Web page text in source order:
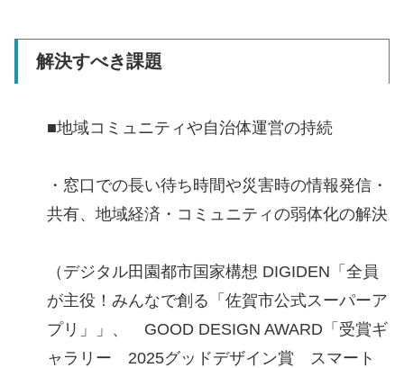
解決すべき課題
■地域コミュニティや自治体運営の持続
・窓口での長い待ち時間や災害時の情報発信・
共有、地域経済・コミュニティの弱体化の解決
（デジタル田園都市国家構想 DIGIDEN「全員
が主役！みんなで創る「佐賀市公式スーパーア
プリ」」、 GOOD DESIGN AWARD「受賞ギ
ャラリー 2025グッドデザイン賞 スマート